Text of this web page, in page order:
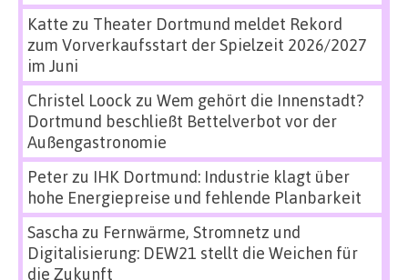
Katte zu Theater Dortmund meldet Rekord
zum Vorverkaufsstart der Spielzeit 2026/2027
im Juni
Christel Loock zu Wem gehört die Innenstadt?
Dortmund beschließt Bettelverbot vor der
Außengastronomie
Peterzu IHK Dortmund: Industrie klagt über
hohe Energiepreise und fehlende Planbarkeit
Sascha zu Fernwärme, Stromnetz und
Digitalisierung: DEW21 stellt die Weichen für
die Zukunft